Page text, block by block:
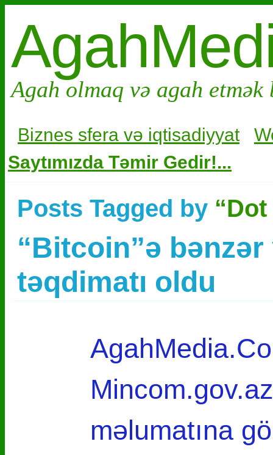
Agah olmaq və agah
Biznes sfera və iqtisadiyyat
Saytımızda Təmir Gedir!...
Posts Tagged by
“Bitcoin”ə
təqdimatı oldu
məlumatına